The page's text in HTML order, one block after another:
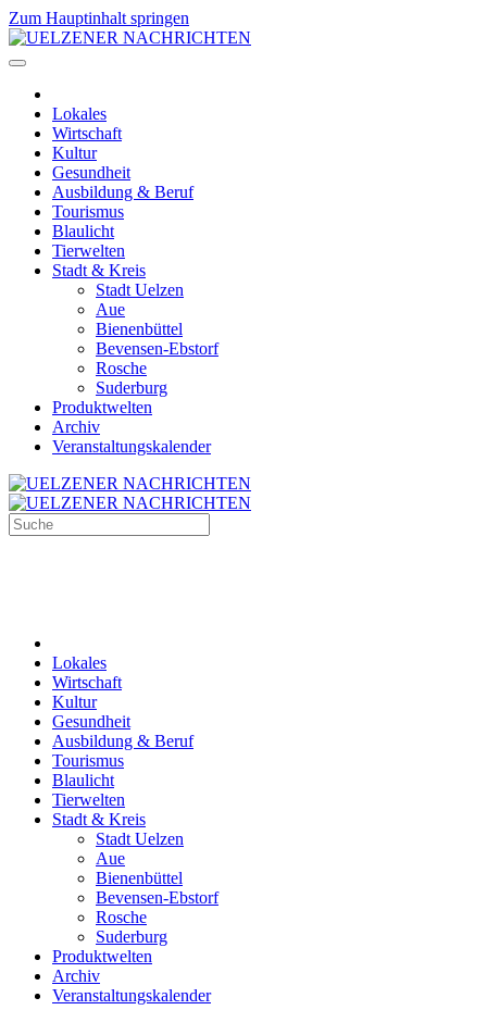
Zum Hauptinhalt springen
Lokales
Wirtschaft
Kultur
Gesundheit
Ausbildung & Beruf
Tourismus
Blaulicht
Tierwelten
Stadt & Kreis
Stadt Uelzen
Aue
Bienenbüttel
Bevensen-Ebstorf
Rosche
Suderburg
Produktwelten
Archiv
Veranstaltungskalender
Lokales
Wirtschaft
Kultur
Gesundheit
Ausbildung & Beruf
Tourismus
Blaulicht
Tierwelten
Stadt & Kreis
Stadt Uelzen
Aue
Bienenbüttel
Bevensen-Ebstorf
Rosche
Suderburg
Produktwelten
Archiv
Veranstaltungskalender